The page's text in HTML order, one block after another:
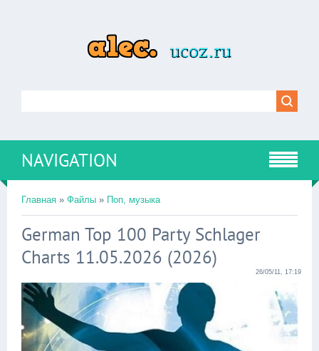
NAVIGATION
Главная » Файлы » Поп, музыка
German Top 100 Party Schlager
Charts 11.05.2026 (2026)
26/05/11, 17:19